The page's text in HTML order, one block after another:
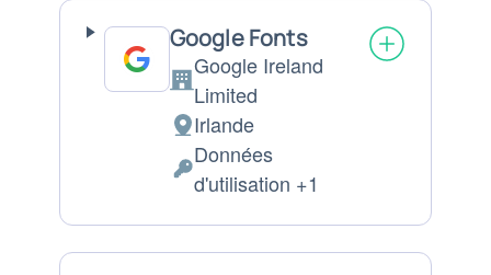
Google Fonts
Entreprise:
Google Ireland
Limited
Lieu
de
traitement
:
Irlande
Données
Données
d'utilisation +1